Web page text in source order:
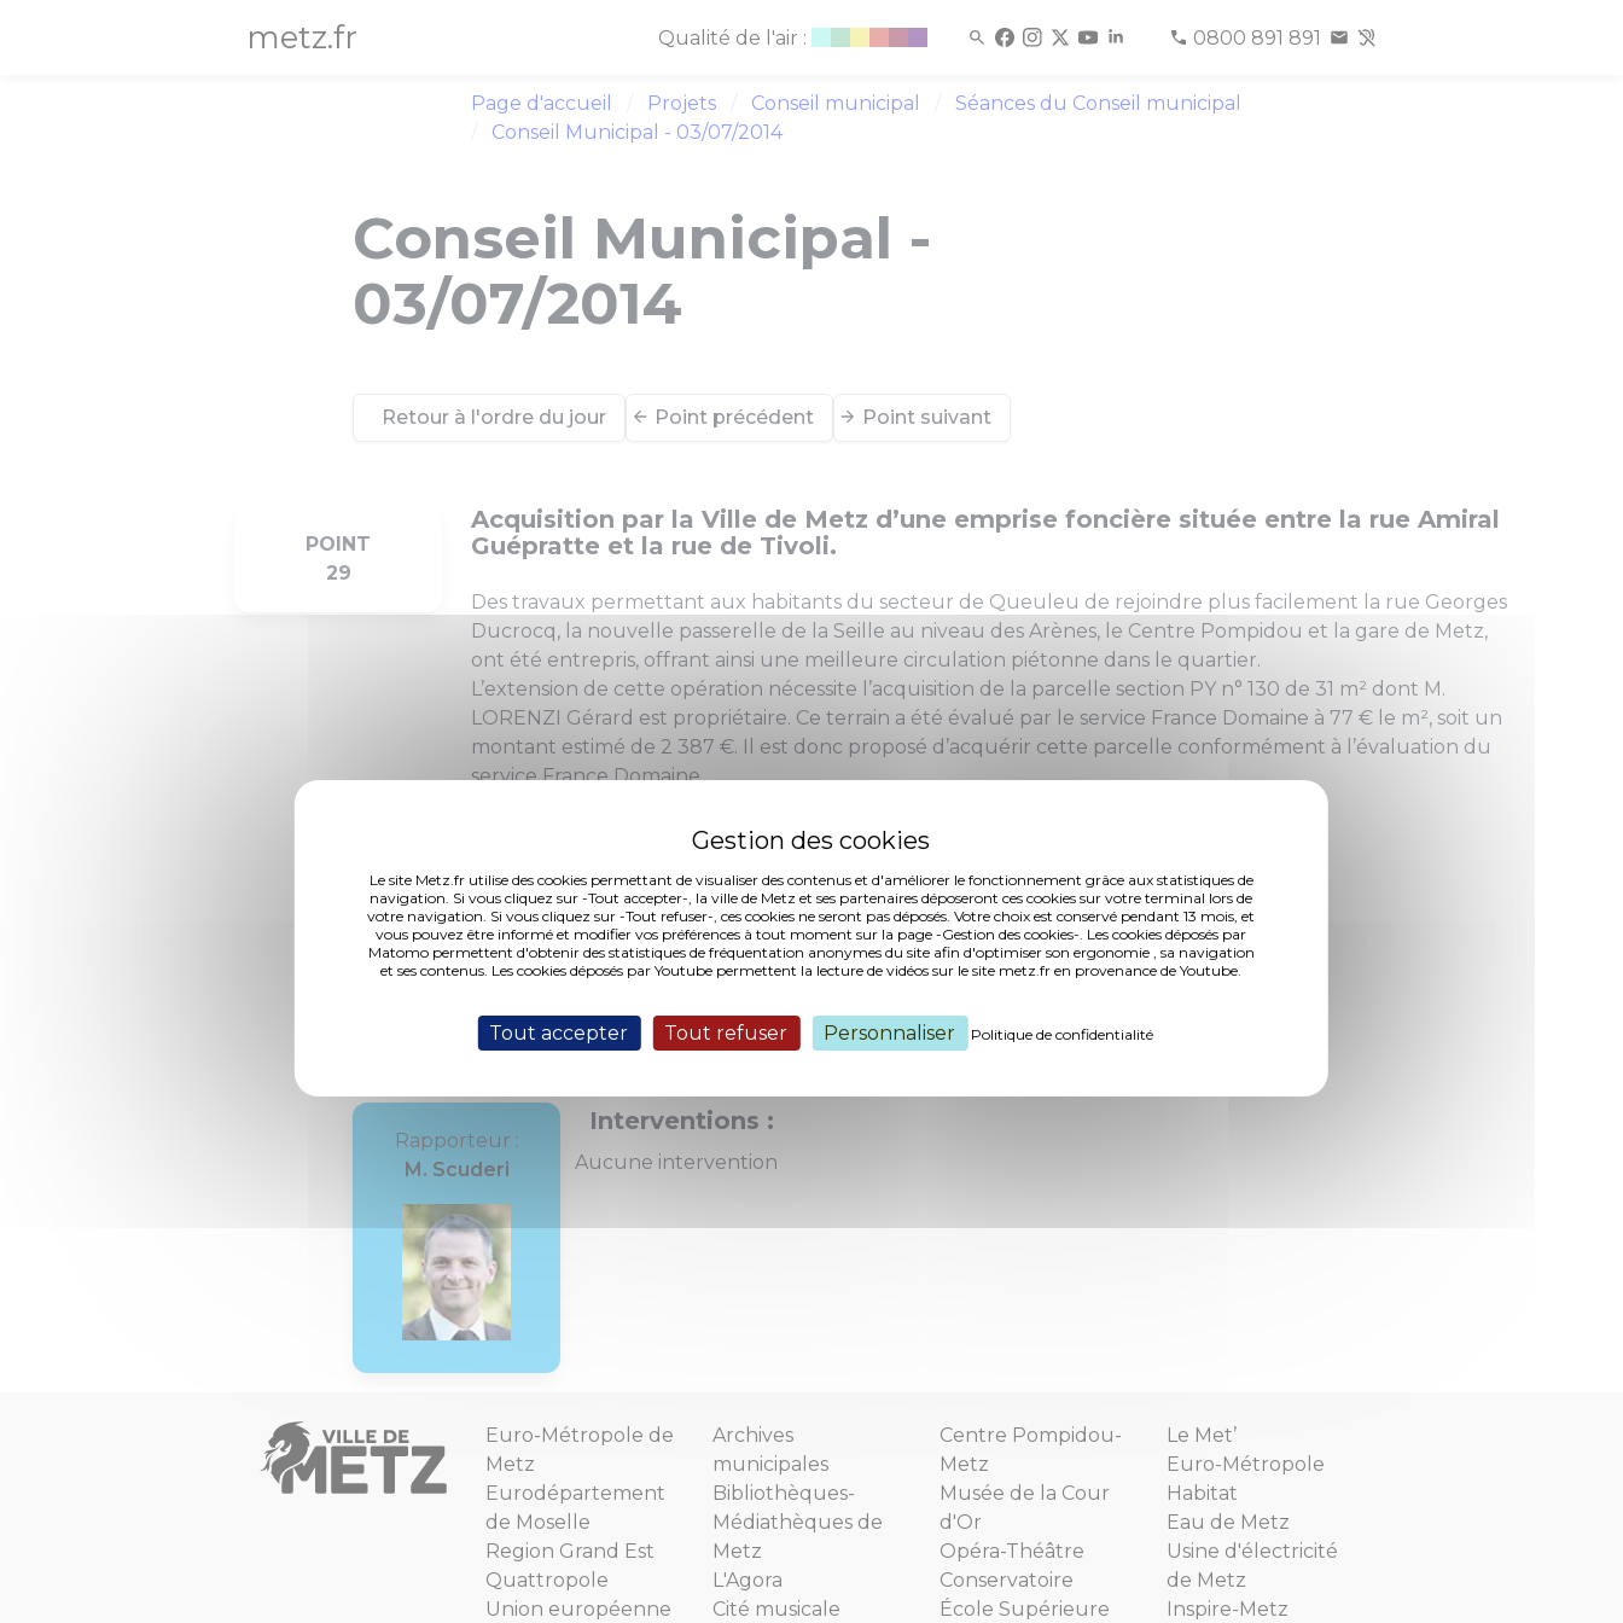
Le site Metz.fr utilise des cookies permettant de visualiser des contenus et d'améliorer le fonctionnement grâce aux statistiques de
navigation. Si vous cliquez sur -Tout accepter-, la ville de Metz et ses partenaires déposeront ces cookies sur votre terminal lors de
votre navigation. Si vous cliquez sur -Tout refuser-, ces cookies ne seront pas déposés. Votre choix est conservé pendant 13 mois, et
vous pouvez être informé et modifier vos préférences à tout moment sur la page -Gestion des cookies-. Les cookies déposés par
Matomo permettent d'obtenir des statistiques de fréquentation anonymes du site afin d'optimiser son ergonomie , sa navigation
et ses contenus. Les cookies déposés par Youtube permettent la lecture de vidéos sur le site metz.fr en provenance de Youtube.
Tout accepter Tout refuser Personnaliser Politique de confidentialité
metz.fr Qualité de l'air : 0800 891 891
Page d'accueil Projets Conseil municipal
Séances du Conseil municipal
Conseil Municipal - 03/07/2014
Conseil Municipal -
03/07/2014
Retour à l'ordre du jour Point précédent Point suivant
POINT
29
Acquisition par la Ville de Metz d’une emprise foncière située entre la rue Amiral
Guépratte et la rue de Tivoli.
Des travaux permettant aux habitants du secteur de Queuleu de rejoindre plus facilement la rue Georges
Ducrocq, la nouvelle passerelle de la Seille au niveau des Arènes, le Centre Pompidou et la gare de Metz,
ont été entrepris, offrant ainsi une meilleure circulation piétonne dans le quartier.
L’extension de cette opération nécessite l’acquisition de la parcelle section PY n° 130 de 31 m² dont M.
LORENZI Gérard est propriétaire. Ce terrain a été évalué par le service France Domaine à 77 € le m², soit un
montant estimé de 2 387 €. Il est donc proposé d’acquérir cette parcelle conformément à l’évaluation du
service France Domaine.
DCM N°14-07-03-29 (114,02 ko, publié le 09/07/2014)
Rapporteur :
M. Scuderi
Interventions :
Aucune intervention
Euro-Métropole de
Metz
Eurodépartement
de Moselle
Region Grand Est
Quattropole
Union européenne
Archives
municipales
Bibliothèques-
Médiathèques de
Metz
L'Agora
Cité musicale
Centre Pompidou-
Metz
Musée de la Cour
d'Or
Opéra-Théâtre
Conservatoire
École Supérieure
Le Met’
Euro-Métropole
Habitat
Eau de Metz
Usine d'électricité
de Metz
Inspire-Metz